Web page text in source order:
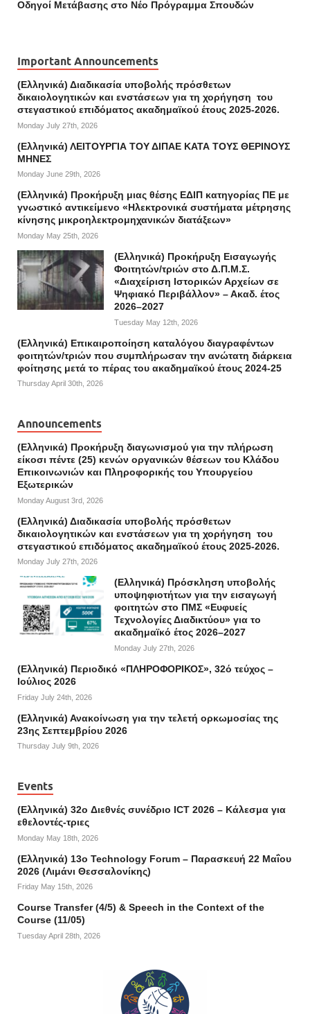
Οδηγοί Mετάβασης στο Νέο Πρόγραμμα Σπουδών
Important Announcements
(Ελληνικά) Διαδικασία υποβολής πρόσθετων
δικαιολογητικών και ενστάσεων για τη χορήγηση του
στεγαστικού επιδόματος ακαδημαϊκού έτους 2025-2026.
Monday July 27th, 2026
(Ελληνικά) ΛΕΙΤΟΥΡΓΙΑ ΤΟΥ ΔΙΠΑΕ ΚΑΤΑ ΤΟΥΣ ΘΕΡΙΝΟΥΣ
ΜΗΝΕΣ
Monday June 29th, 2026
(Ελληνικά) Προκήρυξη μιας θέσης ΕΔΙΠ κατηγορίας ΠΕ με
γνωστικό αντικείμενο «Ηλεκτρονικά συστήματα μέτρησης
κίνησης μικροηλεκτρομηχανικών διατάξεων»
Monday May 25th, 2026
(Ελληνικά) Προκήρυξη Εισαγωγής
Φοιτητών/τριών στο Δ.Π.Μ.Σ.
«Διαχείριση Ιστορικών Αρχείων σε
Ψηφιακό Περιβάλλον» – Ακαδ. έτος
2026–2027
Tuesday May 12th, 2026
(Ελληνικά) Επικαιροποίηση καταλόγου διαγραφέντων
φοιτητών/τριών που συμπλήρωσαν την ανώτατη διάρκεια
φοίτησης μετά το πέρας του ακαδημαϊκού έτους 2024-25
Thursday April 30th, 2026
Announcements
(Ελληνικά) Προκήρυξη διαγωνισμού για την πλήρωση
είκοσι πέντε (25) κενών οργανικών θέσεων του Κλάδου
Επικοινωνιών και Πληροφορικής του Υπουργείου
Εξωτερικών
Monday August 3rd, 2026
(Ελληνικά) Διαδικασία υποβολής πρόσθετων
δικαιολογητικών και ενστάσεων για τη χορήγηση του
στεγαστικού επιδόματος ακαδημαϊκού έτους 2025-2026.
Monday July 27th, 2026
(Ελληνικά) Πρόσκληση υποβολής
υποψηφιοτήτων για την εισαγωγή
φοιτητών στο ΠΜΣ «Ευφυείς
Τεχνολογίες Διαδικτύου» για το
ακαδημαϊκό έτος 2026–2027
Monday July 27th, 2026
(Ελληνικά) Περιοδικό «ΠΛΗΡΟΦΟΡΙΚΟΣ», 32ό τεύχος –
Ιούλιος 2026
Friday July 24th, 2026
(Ελληνικά) Ανακοίνωση για την τελετή ορκωμοσίας της
23ης Σεπτεμβρίου 2026
Thursday July 9th, 2026
Events
(Ελληνικά) 32o Διεθνές συνέδριο ICT 2026 – Κάλεσμα για
εθελοντές-τριες
Monday May 18th, 2026
(Ελληνικά) 13ο Technology Forum – Παρασκευή 22 Μαΐου
2026 (Λιμάνι Θεσσαλονίκης)
Friday May 15th, 2026
Course Transfer (4/5) & Speech in the Context of the
Course (11/05)
Tuesday April 28th, 2026